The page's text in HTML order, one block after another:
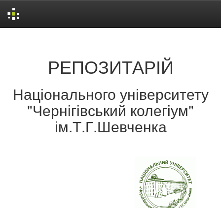
РЕПОЗИТАРІЙ
Національного університету
"Чернігівський колегіум"
ім.Т.Г.Шевченка